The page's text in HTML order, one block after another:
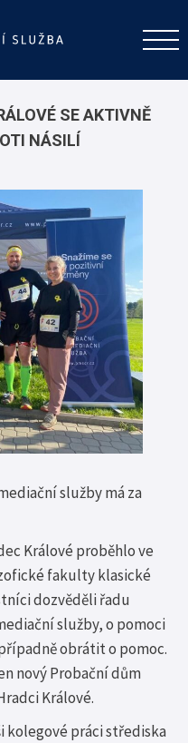
SE AKTIVNĚ
NÁSILÍ
služby má za
Králové proběhlo ve
fakulty klasické
dozvěděli řadu
služby, o pomoci
obrátit o pomoc.
nový Probační dům
Králové.
kolegové práci střediska